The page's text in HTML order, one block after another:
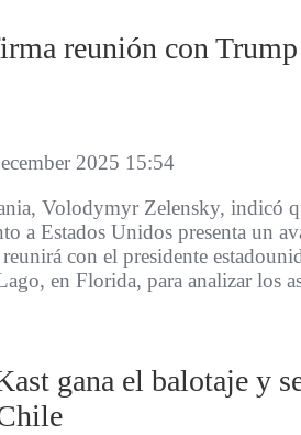
reunión con Trump
2025 15:54
Volodymyr Zelensky, indicó
a Estados Unidos presenta un
con el presidente
en Florida, para analizar los
gana el balotaje y